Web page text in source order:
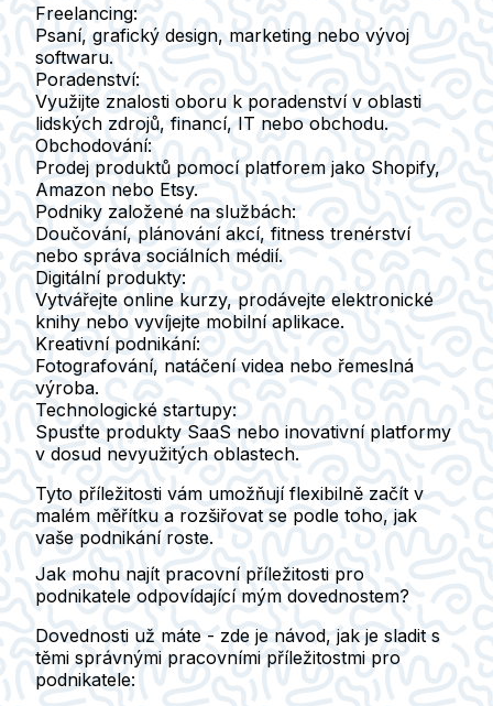
Freelancing:
Psaní, grafický design, marketing nebo vývoj
softwaru.
Poradenství:
Využijte znalosti oboru k poradenství v oblasti
lidských zdrojů, financí, IT nebo obchodu.
Obchodování:
Prodej produktů pomocí platforem jako Shopify,
Amazon nebo Etsy.
Podniky založené na službách:
Doučování, plánování akcí, fitness trenérství
nebo správa sociálních médií.
Digitální produkty:
Vytvářejte online kurzy, prodávejte elektronické
knihy nebo vyvíjejte mobilní aplikace.
Kreativní podnikání:
Fotografování, natáčení videa nebo řemeslná
výroba.
Technologické startupy:
Spusťte produkty SaaS nebo inovativní platformy
v dosud nevyužitých oblastech.
Tyto příležitosti vám umožňují flexibilně začít v
malém měřítku a rozšiřovat se podle toho, jak
vaše podnikání roste.
Jak mohu najít pracovní příležitosti pro
podnikatele odpovídající mým dovednostem?
Dovednosti už máte - zde je návod, jak je sladit s
těmi správnými pracovními příležitostmi pro
podnikatele: